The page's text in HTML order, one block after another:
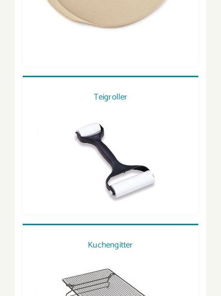
Teigroller
Kuchengitter